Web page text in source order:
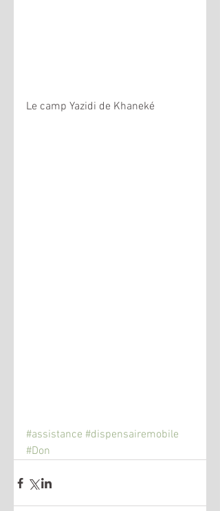
Le camp Yazidi de Khaneké
#assistance #dispensairemobile
#Don